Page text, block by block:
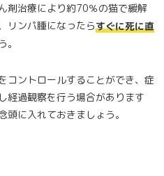
剤治療により約70％の猫で緩解
リンパ腫になったらすぐに死に直
。
コントロールすることができ、症
経過観察を行う場合があります
に入れておきましょう。